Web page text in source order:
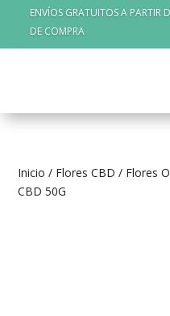
ENVÍOS GRATUITOS A PARTIR
DE COMPRA
Inicio / Flores CBD / Flores
CBD 50G